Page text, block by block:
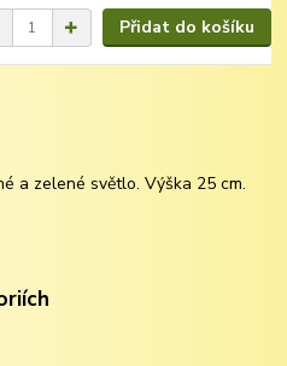
Přidat do košíku
a zelené světlo. Výška 25 cm.